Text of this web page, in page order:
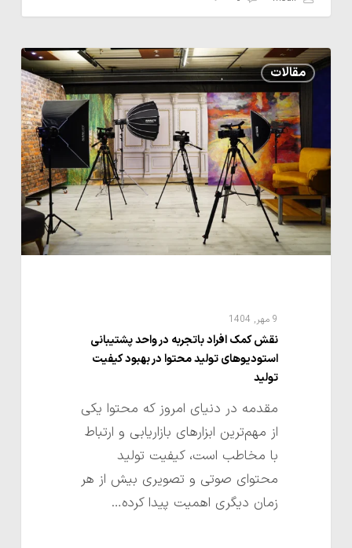
مقالات
نقش
کمک
باتجربه
در
واحد
پشتیبانی
استودیوهای
تولید
9 مهر, 1404
نقش کمک افراد باتجربه در واحد پشتیبانی
استودیوهای تولید محتوا در بهبود کیفیت
تولید
مقدمه در دنیای امروز که محتوا یکی
از مهم‌ترین ابزارهای بازاریابی و ارتباط
با مخاطب است، کیفیت تولید
محتوای صوتی و تصویری بیش از هر
زمان دیگری اهمیت پیدا کرده…